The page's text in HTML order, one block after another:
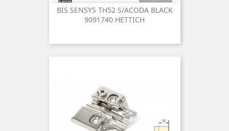
BIS SENSYS TH52 S/ACODA BLACK
9091740 HETTICH